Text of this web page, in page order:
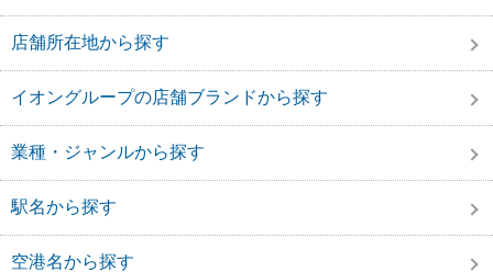
店舗所在地から探す
イオングループの店舗ブランドから探す
業種・ジャンルから探す
駅名から探す
空港名から探す